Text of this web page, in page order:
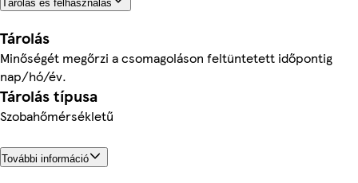
Tárolás és felhasználás
Tárolás
Minőségét megőrzi a csomagoláson feltüntetett időpontig
nap/hó/év.
Tárolás típusa
Szobahőmérsékletű
További információ